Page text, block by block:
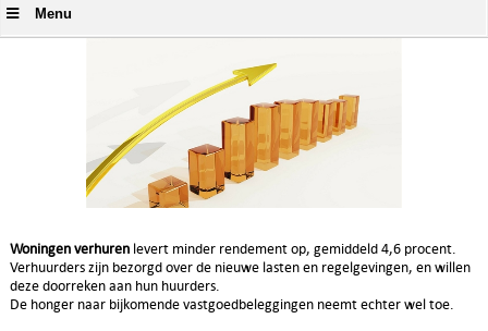
Menu
Woningen verhuren levert minder rendement op, gemiddeld 4,6 procent.
Verhuurders zijn bezorgd over de nieuwe lasten en regelgevingen, en willen
deze doorreken aan hun huurders.
De honger naar bijkomende vastgoedbeleggingen neemt echter wel toe.